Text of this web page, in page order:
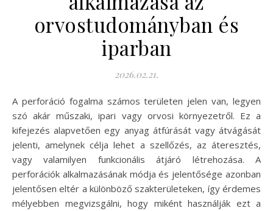
orvostudományban és
iparban
2026.02.21.
A perforáció fogalma számos területen jelen van, legyen
szó akár műszaki, ipari vagy orvosi környezetről. Ez a
kifejezés alapvetően egy anyag átfúrását vagy átvágását
jelenti, amelynek célja lehet a szellőzés, az áteresztés,
vagy valamilyen funkcionális átjáró létrehozása. A
perforációk alkalmazásának módja és jelentősége azonban
jelentősen eltér a különböző szakterületeken, így érdemes
mélyebben megvizsgálni, hogy miként használják ezt a